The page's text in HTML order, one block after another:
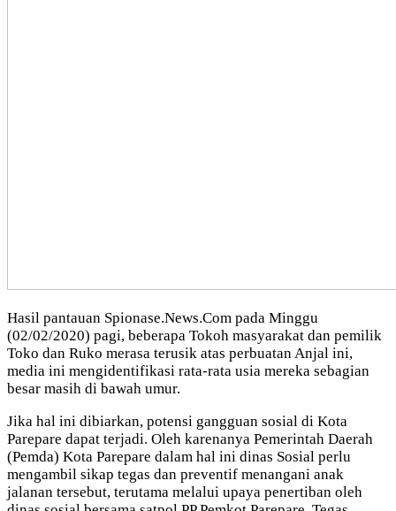
Hasil pantauan Spionase.News.Com pada Minggu
(02/02/2020) pagi, beberapa Tokoh masyarakat dan pemilik
Toko dan Ruko merasa terusik atas perbuatan Anjal ini,
media ini mengidentifikasi rata-rata usia mereka sebagian
besar masih di bawah umur.
Jika hal ini dibiarkan, potensi gangguan sosial di Kota
Parepare dapat terjadi. Oleh karenanya Pemerintah Daerah
(Pemda) Kota Parepare dalam hal ini dinas Sosial perlu
mengambil sikap tegas dan preventif menangani anak
jalanan tersebut, terutama melalui upaya penertiban oleh